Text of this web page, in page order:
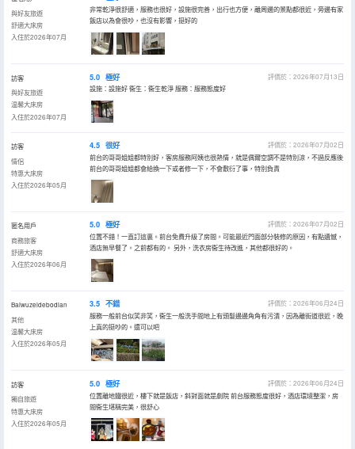
與好友旅遊
舒適大床房
入住於2026年07月
非常乾淨很舒適，服務也很好，設施很完善，出行也方便，離周邊的景點都很近，旁邊有家
飯店以為會很吵，也沒有影響，挺好的
訪客
與好友旅遊
温馨大床房
入住於2026年07月
5.0 極好
評價於：2026年07月13日
設施：設施好 衞生：衞生乾淨 服務：服務態度好
訪客
情侶
特惠大床房
入住於2026年05月
4.5 很好
評價於：2026年07月02日
前台的哥哥姐姐都特別好，客房服務阿姨也很熱情，就是偶爾空調不是特別涼，不過反應後
前台的哥哥姐姐都會給換一下或者修一下，不會敷衍了事，特別負責
匿名用戶
商務旅客
舒適大床房
入住於2026年06月
5.0 極好
評價於：2026年07月02日
位置不錯！一直訂這裏。前台免費升級了房間。可能最近門面部分裝修的原因，有點遺憾，
酒店無早餐了。之前都有的。 另外，洗衣房衞生待改進，其他都很好的。
Baiwuzeidebodian
其他
温馨大床房
入住於2026年05月
3.5 不錯
評價於：2026年06月24日
服務一般前台似笑非笑，衞生一般洗手間地上有頭髮邊邊角角有污漬，因為離街道很近，晚
上真的挺吵的。還可以吧
訪客
獨自旅遊
特惠大床房
入住於2026年05月
5.0 極好
評價於：2026年06月24日
位置離地鐵很近，樓下就是飯店，斜對面就是劇院 前台服務態度很好，酒店環境整潔，房
間衞生堪稱完美，很舒心